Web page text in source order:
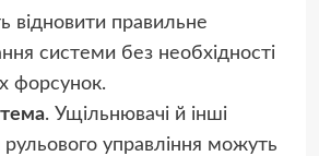
відновити правильне
системи без необхідності
форсунок.
. Ущільнювачі й інші
управління можуть